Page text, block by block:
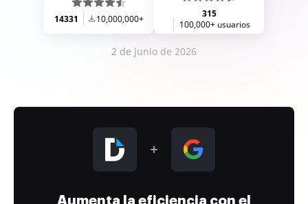
14331 10,000,000+
315
100,000+ usuarios
2 de junio de 2026
Aumenta la eficiencia con el